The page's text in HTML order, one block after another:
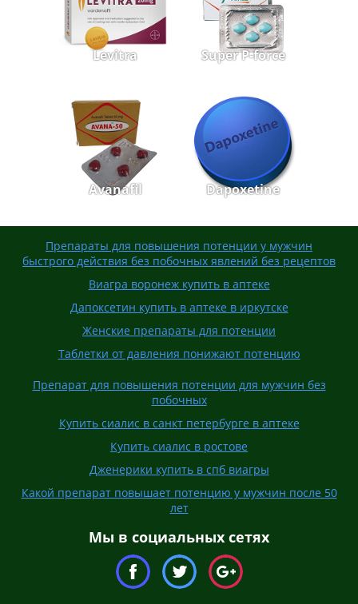
Levitra Super P-force
Avanafil Dapoxetine
Препараты для повышения потенции у мужчин
быстрого действия без побочных явлений без рецептов
Виагра воронеж купить в аптеке
Дапоксетин купить в аптеке в иркутске
Женские препараты для потенции
Таблетки от давления понижают потенцию
Препарат для повышения потенции для мужчин без
побочных
Купить сиалис в санкт петербурге в аптеке
Купить сиалис в ростове
Дженерики купить в спб виагры
Какой препарат повышает потенцию у мужчин после 50
лет
Мы в социальных сетях